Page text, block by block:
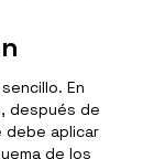
En
después de
debe aplicar
de los